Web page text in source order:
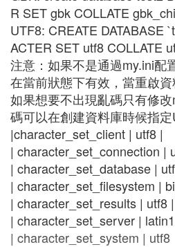
R SET gbk COLLATE
UTF8: CREATE DATABASE
ACTER SET utf8 COLLATE
注意：如果不是通過my.ini配
在當前狀態下有效，當重啟
如果想要不出現亂碼只有修
碼可以在創建資料庫時候指定
|character_set_client | utf8 |
| character_set_connection |
| character_set_database |
| character_set_filesystem |
| character_set_results | utf8 |
| character_set_server |
| character_set_system | utf8